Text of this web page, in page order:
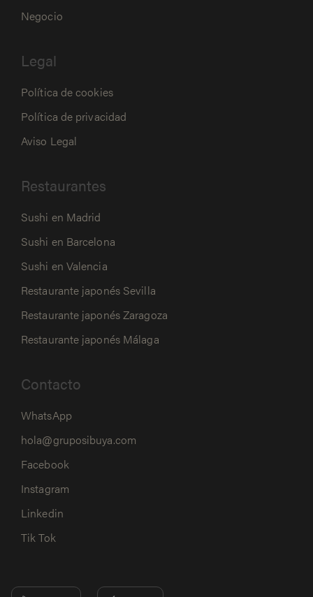
Negocio
Legal
Política de cookies
Política de privacidad
Aviso Legal
Restaurantes
Sushi en Madrid
Sushi en Barcelona
Sushi en Valencia
Restaurante japonés Sevilla
Restaurante japonés Zaragoza
Restaurante japonés Málaga
Contacto
WhatsApp
hola@gruposibuya.com
Facebook
Instagram
Linkedin
Tik Tok